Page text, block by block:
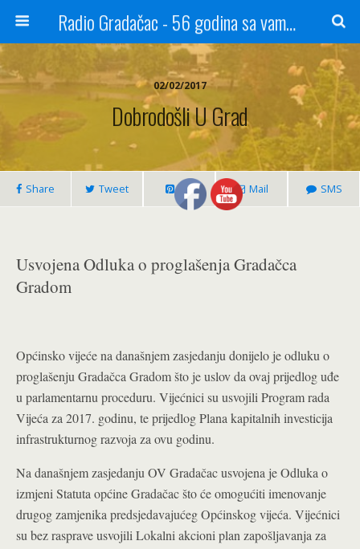
Radio Gradačac - 56 godina sa vama...
02/02/2017
Dobrodošli U Grad
Share Tweet Pin Mail SMS
Usvojena Odluka o proglašenja Gradačca
Gradom
Općinsko vijeće na današnjem zasjedanju donijelo je odluku o
proglašenju Gradačca Gradom što je uslov da ovaj prijedlog uđe
u parlamentarnu proceduru. Vijećnici su usvojili Program rada
Vijeća za 2017. godinu, te prijedlog Plana kapitalnih investicija
infrastrukturnog razvoja za ovu godinu.
Na današnjem zasjedanju OV Gradačac usvojena je Odluka o
izmjeni Statuta općine Gradačac što će omogućiti imenovanje
drugog zamjenika predsjedavajućeg Općinskog vijeća. Vijećnici
su bez rasprave usvojili Lokalni akcioni plan zapošljavanja za